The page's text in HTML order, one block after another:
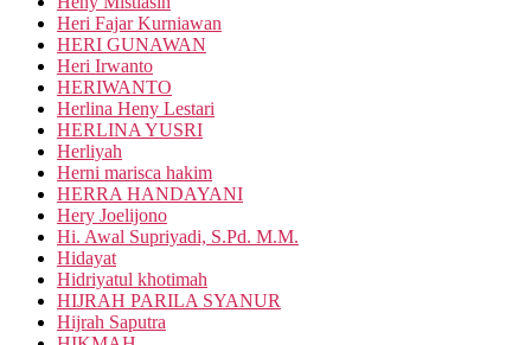
Heri Fajar Kurniawan
HERI GUNAWAN
Heri Irwanto
HERIWANTO
Herlina Heny Lestari
HERLINA YUSRI
Herliyah
Herni marisca hakim
HERRA HANDAYANI
Hery Joelijono
Hi. Awal Supriyadi, S.Pd. M.M.
Hidayat
Hidriyatul khotimah
HIJRAH PARILA SYANUR
Hijrah Saputra